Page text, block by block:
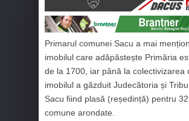
Primarul comunei Sacu a mai
imobilul care adăpăstește Primăria
de la 1700, iar până la colectivizarea
imobilul a găzduit Judecătoria și
Sacu fiind plasă (reședință) pentru
comune arondate.